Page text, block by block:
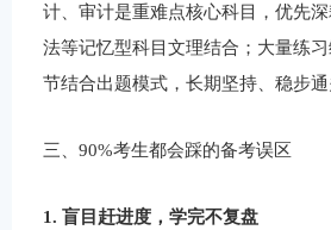
计、审计是重难点核心科目，优先
法等记忆型科目文理结合；大量练
节结合出题模式，长期坚持、稳步通
三、90%考生都会踩的备考误区
1. 盲目赶进度，学完不复盘